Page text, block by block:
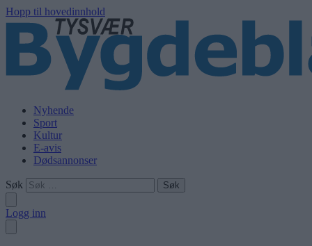
Hopp til hovedinnhold
Nyhende
Sport
Kultur
E-avis
Dødsannonser
Søk
Logg inn